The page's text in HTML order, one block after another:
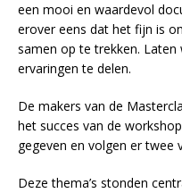
een mooi en waardevol
erover eens dat het fijn is
samen op te trekken.
ervaringen te delen.
De makers van de
het succes van de
gegeven en volgen er twee
Deze thema’s stonden